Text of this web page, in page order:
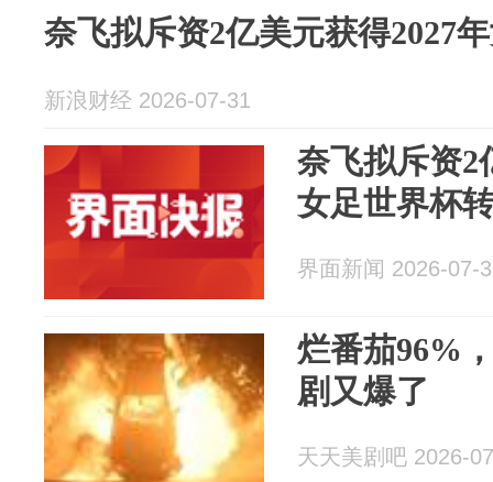
奈飞拟斥资2亿美元获得2027
新浪财经 2026-07-31
奈飞拟斥资2
女足世界杯
界面新闻 2026-07-
烂番茄96%
剧又爆了
天天美剧吧 2026-